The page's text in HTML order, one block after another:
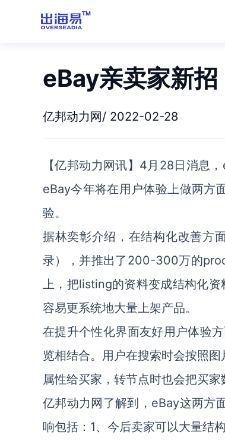
eBay亲卖家新
亿邦动力网/ 2022-02-28
【亿邦动力网讯】4月28日消息
eBay今年将在用户体验上做两方
验。
据林奕彰介绍，在结构化改善方
录），并推出了200-300万的
上，把listing的资料变成结构化
容易更系统地大量上架产品。
在提升个性化界面友好用户体验
览相结合。用户在搜索时会按照
属性给买家，转节点时也会把买家
亿邦动力网了解到，eBay这两方
响包括：1、今后卖家可以大量结